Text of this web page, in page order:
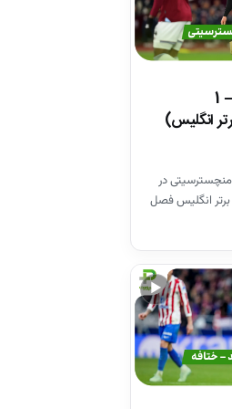
خلاصه بازی وستهم 1 – 1
انگلیس)
در
انگلیس فصل
▶